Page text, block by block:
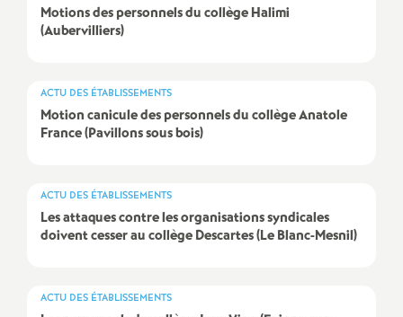
s
i
n
m
Motions des personnels du collège Halimi
(Aubervilliers)
ACTU DES ÉTABLISSEMENTS
Motion canicule des personnels du collège Anatole
France (Pavillons sous bois)
ACTU DES ÉTABLISSEMENTS
Les attaques contre les organisations syndicales
doivent cesser au collège Descartes (Le Blanc-Mesnil)
ACTU DES ÉTABLISSEMENTS